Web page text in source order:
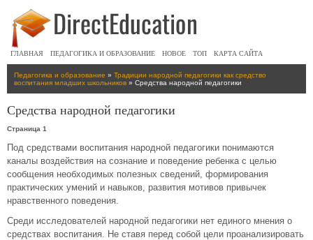
ГЛАВНАЯ ПЕДАГОГИКА И ОБРАЗОВАНИЕ НОВОЕ ТОП КАРТА САЙТА
Педагогика и образование » Традиции народной педагогики как средство
воспитания младших школьников » Средства народной педагогики
Средства народной педагогики
Страница 1
Под средствами воспитания народной педагогики понимаются
каналы воздействия на сознание и поведение ребенка с целью
сообщения необходимых полезных сведений, формирования
практических умений и навыков, развития мотивов привычек
нравственного поведения.
Среди исследователей народной педагогики нет единого мнения о
средствах воспитания. Не ставя перед собой цели проанализировать